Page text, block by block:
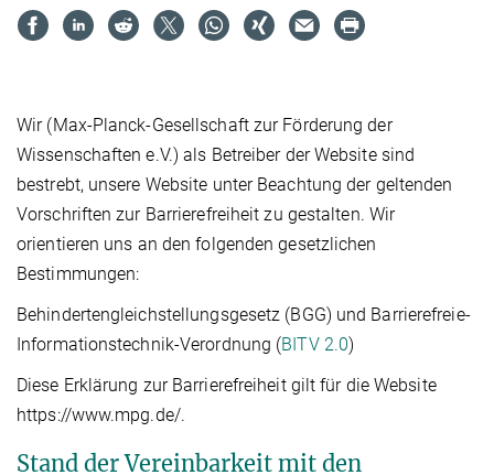
Wir (Max-Planck-Gesellschaft zur Förderung der
Wissenschaften e.V.) als Betreiber der Website sind
bestrebt, unsere Website unter Beachtung der geltenden
Vorschriften zur Barrierefreiheit zu gestalten. Wir
orientieren uns an den folgenden gesetzlichen
Bestimmungen:
Behindertengleichstellungsgesetz (BGG) und Barrierefreie-
Informationstechnik-Verordnung (BITV 2.0)
Diese Erklärung zur Barrierefreiheit gilt für die Website
https://www.mpg.de/.
Stand der Vereinbarkeit mit den